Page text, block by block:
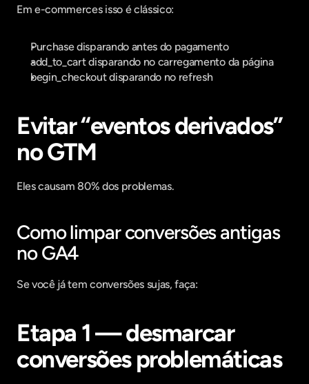
Em e-commerces isso é clássico:
Purchase disparando antes do pagamento
add_to_cart disparando no carregamento da página
begin_checkout disparando no refresh
Evitar “eventos derivados”
no GTM
Eles causam 80% dos problemas.
Como limpar conversões antigas
no GA4
Se você já tem conversões sujas, faça:
Etapa 1 — desmarcar
conversões problemáticas